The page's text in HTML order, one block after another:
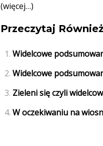
(więcej…)
Przeczytaj
Widelcowe
Widelcowe
Zieleni się czyli
W oczekiwaniu na